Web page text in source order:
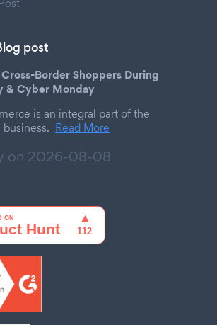
post
Border Shoppers During
& Cyber Monday
is an integral part of the
Read More
on 2026-08-08